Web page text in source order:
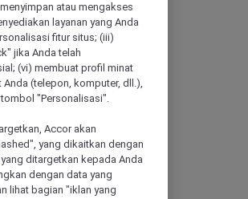
atau mengakses
layanan yang Anda
fitur situs; (iii)
jika Anda telah
(vi) membuat profil minat
(telepon, komputer, dll.),
"Personalisasi".
Accor akan
yang dikaitkan dengan
ditargetkan kepada Anda
dengan data yang
lihat bagian "iklan yang